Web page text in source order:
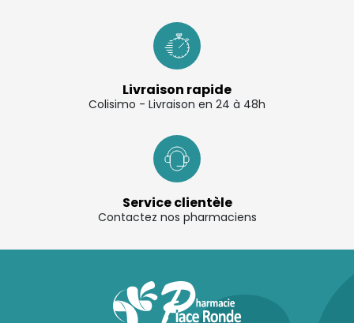
Livraison rapide
Colisimo - Livraison en 24 à 48h
Service clientèle
Contactez nos pharmaciens